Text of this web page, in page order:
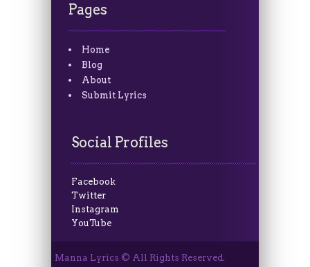
Pages
Home
Blog
About
Submit Lyrics
Social Profiles
Facebook
Twitter
Instagram
YouTube
Manna Lyrics © All Rights Reserved.